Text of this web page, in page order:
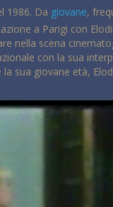
1986. Da giovane,
a Parigi con
nella scena
con la sua
sua giovane età,